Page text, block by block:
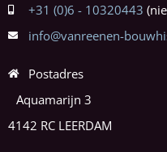
+31 (0)6 - 10320443
info@vanreenen-
Postadres
Aquamarijn 3
4142 RC LEERDAM